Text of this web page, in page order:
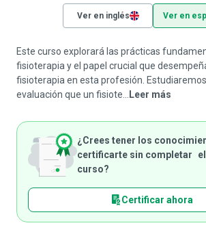
Ver en inglés Ver en
Este curso explorará las prácticas
fisioterapia y el papel crucial que
fisioterapia en esta profesión.
evaluación que un fisiote...
Leer más
¿Crees tener los
certificarte sin completar
curso?
Certificar ahora